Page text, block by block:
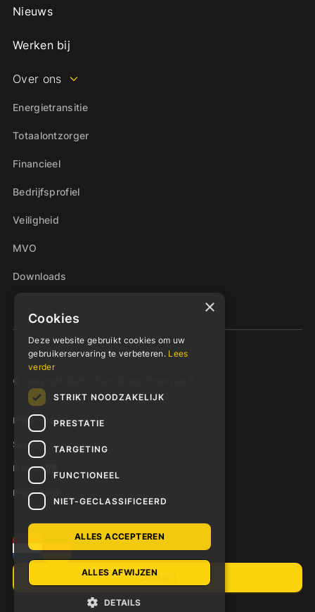
Nieuws
Werken bij
Over ons
Energietransitie
Totaalontzorger
Financieel
Bedrijfsprofiel
Veiligheid
MVO
Downloads
© Copyright 2026 - Siers Groep Oldenzaal B.V.
Privacyverklaring
Support
Intranet
Presentatie
Contact
×
Cookies
Deze website gebruikt cookies om uw
gebruikerservaring te verbeteren. Lees
verder
STRIKT NOODZAKELIJK
PRESTATIE
TARGETING
FUNCTIONEEL
NIET-GECLASSIFICEERD
ALLES ACCEPTEREN
ALLES AFWIJZEN
DETAILS